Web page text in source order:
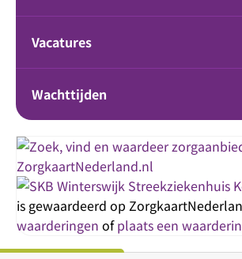
Vacatures
Wachttijden
Streekziekenhuis
is gewaardeerd op
waarderingen ofplaats een